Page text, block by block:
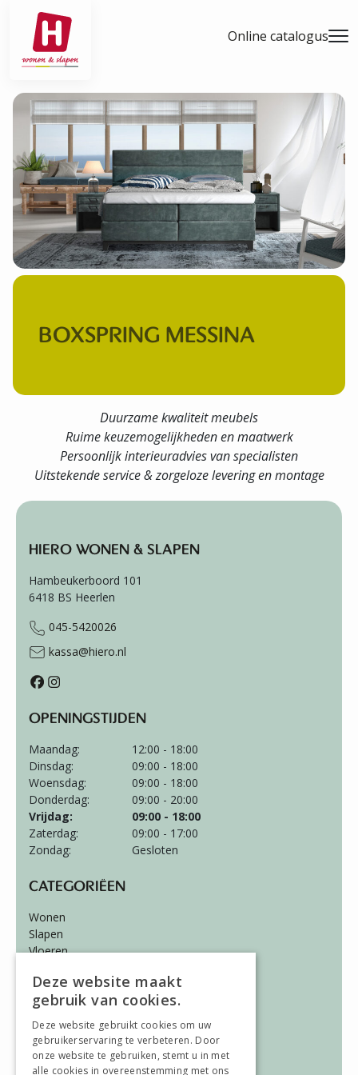
Online catalogus
BOXSPRING MESSINA
Duurzame kwaliteit meubels
Ruime keuzemogelijkheden en maatwerk
Persoonlijk interieuradvies van specialisten
Uitstekende service & zorgeloze levering en montage
HIERO WONEN & SLAPEN
Hambeukerboord 101
6418 BS Heerlen
045-5420026
kassa@hiero.nl
OPENINGSTIJDEN
Maandag:
12:00 - 18:00
Dinsdag:
09:00 - 18:00
Woensdag:
09:00 - 18:00
Donderdag:
09:00 - 20:00
Vrijdag:
09:00 - 18:00
Zaterdag:
09:00 - 17:00
Zondag:
Gesloten
CATEGORIËEN
Wonen
Slapen
Vloeren
ALGEMEEN
Vacatures
Wooninspiratie
Over ons
Deze website maakt
gebruik van cookies.
Deze website gebruikt cookies om uw
gebruikerservaring te verbeteren. Door
onze website te gebruiken, stemt u in met
alle cookies in overeenstemming met ons